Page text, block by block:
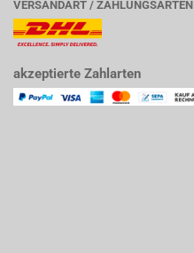
VERSANDART / ZAHLUNGSARTEN
akzeptierte Zahlarten